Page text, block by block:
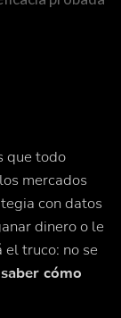
que todo
mercados
con datos
dinero o le
el truco: no se
cómo